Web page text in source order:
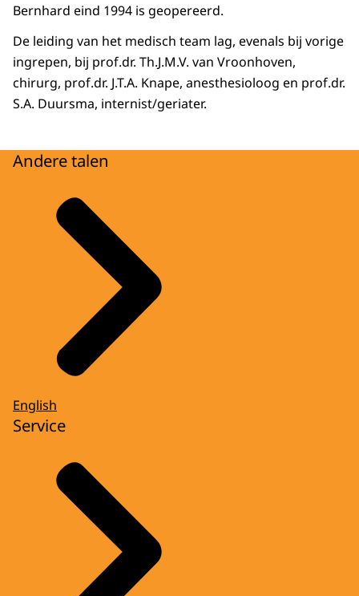
Bernhard eind 1994 is geopereerd.
De leiding van het medisch team lag, evenals bij vorige
ingrepen, bij prof.dr. Th.J.M.V. van Vroonhoven,
chirurg, prof.dr. J.T.A. Knape, anesthesioloog en prof.dr.
S.A. Duursma, internist/geriater.
Andere talen
English
Service